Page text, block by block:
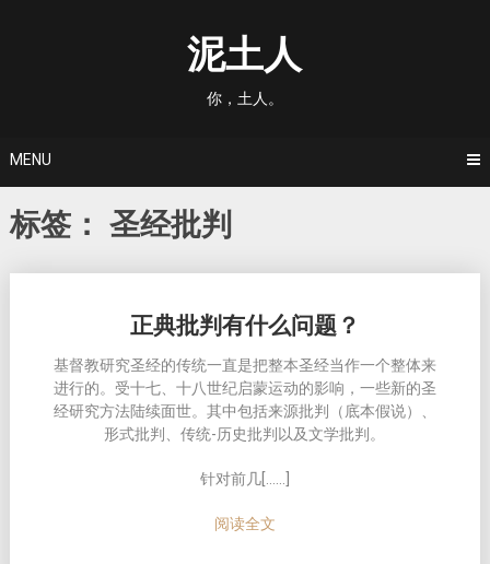
泥土人
你，土人。
MENU
标签： 圣经批判
正典批判有什么问题？
基督教研究圣经的传统一直是把整本圣经当作一个整体来
进行的。受十七、十八世纪启蒙运动的影响，一些新的圣
经研究方法陆续面世。其中包括来源批判（底本假说）、
形式批判、传统-历史批判以及文学批判。
针对前几[……]
阅读全文
navigation